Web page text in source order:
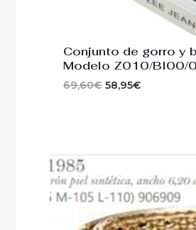
Conjunto de gorro y
Modelo Z010/BI00/
69,60€ 58,95€
original
era:
21,20€.
actual
es:
18,00€.